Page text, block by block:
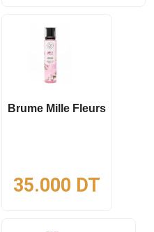
Brume Mille Fleurs
35.000 DT